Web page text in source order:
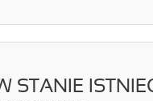
STANIE